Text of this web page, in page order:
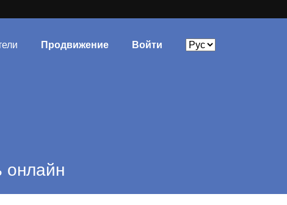
Продвижение Войти
онлайн